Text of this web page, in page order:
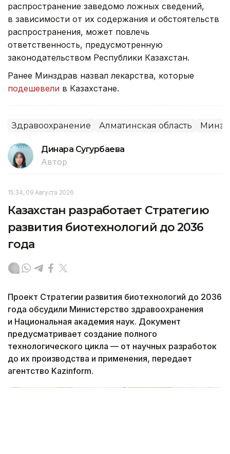
распространение заведомо ложных сведений,
в зависимости от их содержания и обстоятельств
распространения, может повлечь
ответственность, предусмотренную
законодательством Республики Казахстан.
Ранее Минздрав назвал лекарства, которые
подешевели в Казахстане.
Здравоохранение Алматинская область
Динара Сугурбаева
Автор
15:34, 09 Августа 2026
Казахстан разработает Стратегию
развития биотехнологий до 2036
года
Проект Стратегии развития биотехнологий до 2036
года обсудили Министерство здравоохранения
и Национальная академия наук. Документ
предусматривает создание полного
технологического цикла — от научных разработок
до их производства и применения, передает
агентство Kazinform.